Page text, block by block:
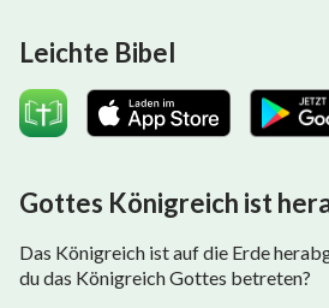
Leichte Bibel
Gottes Königreich ist
Das Königreich ist auf die Erde
du das Königreich Gottes betreten?